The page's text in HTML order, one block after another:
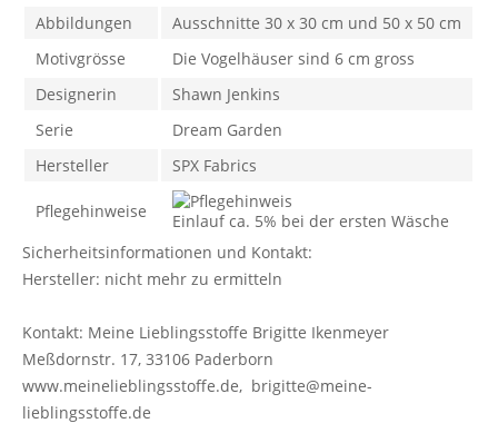
Abbildungen
Ausschnitte 30 x 30 cm und 50 x 50 cm
Motivgrösse
Die Vogelhäuser sind 6 cm gross
Designerin
Shawn Jenkins
Serie
Dream Garden
Hersteller
SPX Fabrics
Pflegehinweise
Einlauf ca. 5% bei der ersten Wäsche
Sicherheitsinformationen und Kontakt:
Hersteller: nicht mehr zu ermitteln
Kontakt: Meine Lieblingsstoffe Brigitte Ikenmeyer
Meßdornstr. 17, 33106 Paderborn
www.meinelieblingsstoffe.de, brigitte@meine-
lieblingsstoffe.de